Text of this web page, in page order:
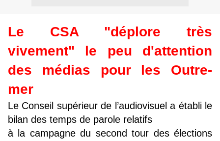
Le CSA "déplore très
vivement" le peu d'attention
des médias pour les Outre-
mer
Le Conseil supérieur de l’audiovisuel a établi le
bilan des temps de parole relatifs
à la campagne du second tour des élections